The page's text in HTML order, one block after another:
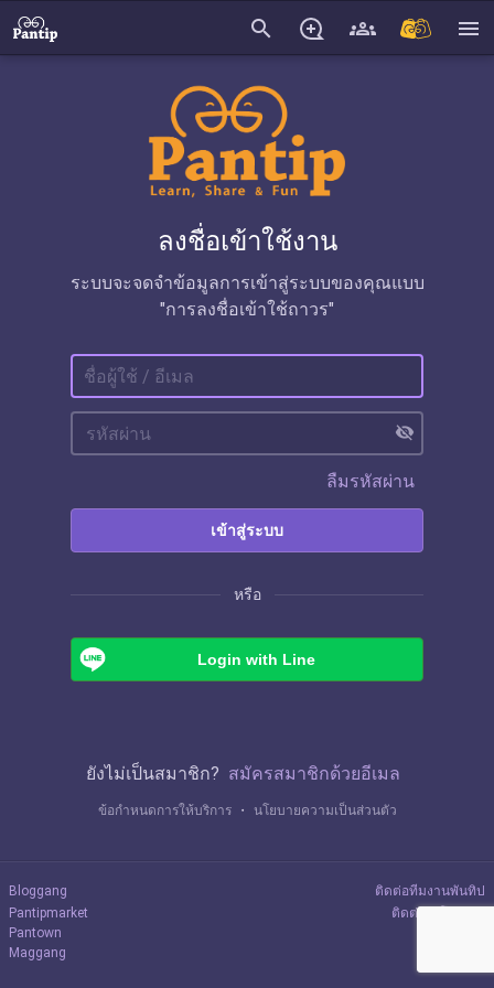
search menu
ลงชื่อเข้าใช้งาน
ระบบจะจดจำข้อมูลการเข้าสู่ระบบของคุณแบบ
"การลงชื่อเข้าใช้ถาวร"
visibility_off
ลืมรหัสผ่าน
เข้าสู่ระบบ
หรือ
Login with Line
ยังไม่เป็นสมาชิก? สมัครสมาชิกด้วยอีเมล
ข้อกำหนดการให้บริการ ・ นโยบายความเป็นส่วนตัว
Bloggang
Pantipmarket
Pantown
Maggang
ติดต่อทีมงานพันทิป
ติดต่อลงโฆษณา